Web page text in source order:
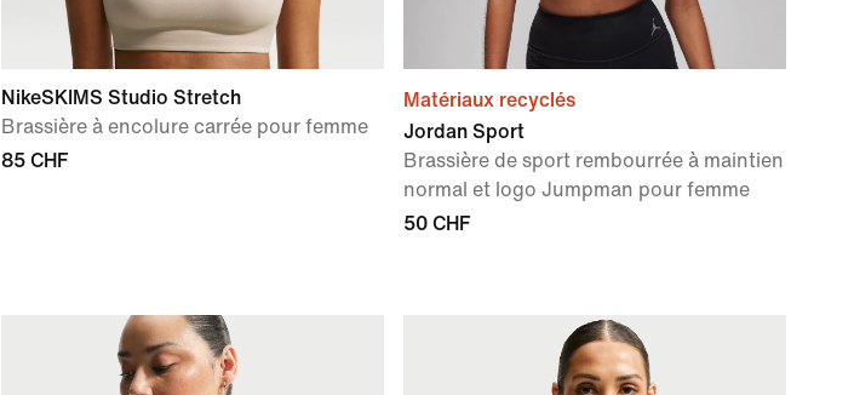
NikeSKIMS Studio Stretch
Brassière à encolure carrée pour femme
85 CHF
Matériaux recyclés
Jordan Sport
Brassière de sport rembourrée à maintien
normal et logo Jumpman pour femme
50 CHF